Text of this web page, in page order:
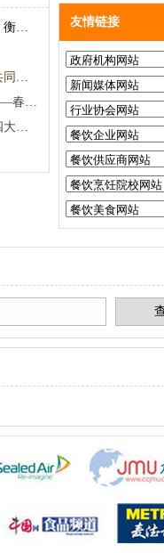
建成96个高品质果蔬产业示范区 衡水蔬菜播种面积达116.6万亩
汪洋：坚持德法并举社会共治 共同守护舌尖上的安全
让你体会到骨架和饱满的感觉——春笋狮子头
春节集中消费高峰到 吃喝游乐四大攻略
友情链接